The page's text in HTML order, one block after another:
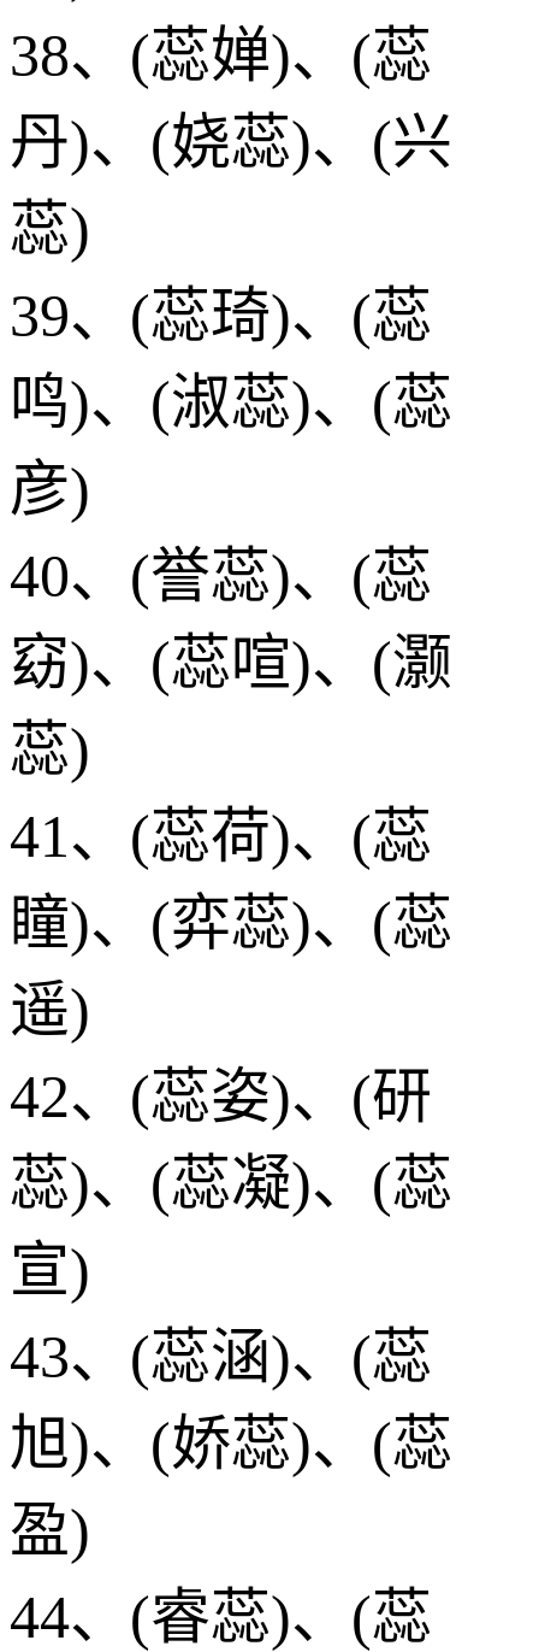
38、(蕊婵)、(蕊
丹)、(娆蕊)、(兴
蕊)
39、(蕊琦)、(蕊
鸣)、(淑蕊)、(蕊
彦)
40、(誉蕊)、(蕊
窈)、(蕊喧)、(灏
蕊)
41、(蕊荷)、(蕊
瞳)、(弈蕊)、(蕊
遥)
42、(蕊姿)、(研
蕊)、(蕊凝)、(蕊
宣)
43、(蕊涵)、(蕊
旭)、(娇蕊)、(蕊
盈)
44、(睿蕊)、(蕊